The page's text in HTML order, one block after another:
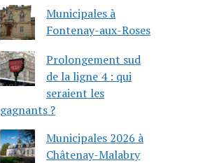
Municipales à
Fontenay-aux-Roses
Prolongement sud
de la ligne 4 : qui
seraient les
gagnants ?
Municipales 2026 à
Châtenay-Malabry